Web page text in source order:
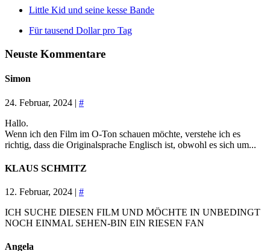
Little Kid und seine kesse Bande
Für tausend Dollar pro Tag
Neuste Kommentare
Simon
24. Februar, 2024 | #
Hallo.
Wenn ich den Film im O-Ton schauen möchte, verstehe ich es
richtig, dass die Originalsprache Englisch ist, obwohl es sich um...
KLAUS SCHMITZ
12. Februar, 2024 | #
ICH SUCHE DIESEN FILM UND MÖCHTE IN UNBEDINGT
NOCH EINMAL SEHEN-BIN EIN RIESEN FAN
Angela